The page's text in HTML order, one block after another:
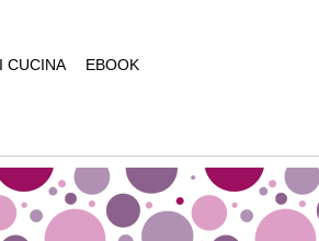
CUCINA EBOOK